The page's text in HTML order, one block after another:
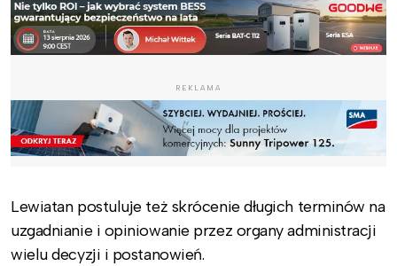
REKLAMA
Lewiatan postuluje też skrócenie długich terminów na
uzgadnianie i opiniowanie przez organy administracji
wielu decyzji i postanowień.